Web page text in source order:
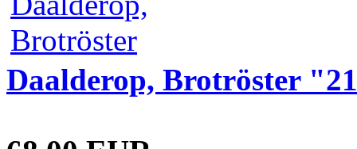
Daalderop, Brotröster